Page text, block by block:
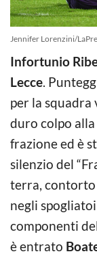
Jennifer Lorenzini/
Infortunio
Lecce.
per la squadra
duro colpo alla
frazione ed è
silenzio del
terra,
negli
componenti
è entrato